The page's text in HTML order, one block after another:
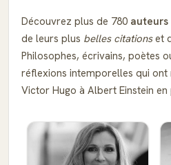
Découvrez plus de 780
de leurs plus belles citationset
Philosophes, écrivains, poètes
réflexions intemporelles qui
Victor Hugo à Albert Einstein